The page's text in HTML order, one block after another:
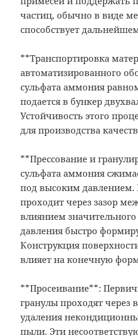
частиц, обычно в виде
способствует
**Транспортировка
автоматизированного
сульфата аммония
подается в бункер
Устойчивость этого
для производства
**Прессование и
сульфата аммония
под высоким давлением.
проходит через зазор
влиянием
давления быстро
Конструкция
влияет на конечную
**Просеивание**:
гранулы проходят через
удаления
пыли. Эти